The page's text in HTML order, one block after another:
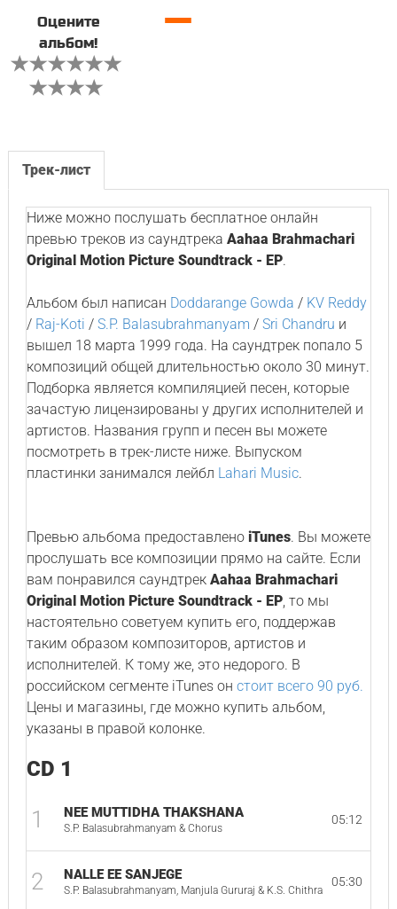
Оцените
альбом!
—
Трек-лист
Ниже можно послушать бесплатное онлайн
превью треков из саундтрека Aahaa Brahmachari
Original Motion Picture Soundtrack - EP.
Альбом был написан Doddarange Gowda / KV Reddy
/ Raj-Koti / S.P. Balasubrahmanyam / Sri Chandru и
вышел 18 марта 1999 года. На саундтрек попало 5
композиций общей длительностью около 30 минут.
Подборка является компиляцией песен, которые
зачастую лицензированы у других исполнителей и
артистов. Названия групп и песен вы можете
посмотреть в трек-листе ниже. Выпуском
пластинки занимался лейбл Lahari Music.
Превью альбома предоставлено iTunes. Вы можете
прослушать все композиции прямо на сайте. Если
вам понравился саундтрек Aahaa Brahmachari
Original Motion Picture Soundtrack - EP, то мы
настоятельно советуем купить его, поддержав
таким образом композиторов, артистов и
исполнителей. К тому же, это недорого. В
российском сегменте iTunes он стоит всего 90 руб.
Цены и магазины, где можно купить альбом,
указаны в правой колонке.
CD 1
1 NEE MUTTIDHA THAKSHANA
S.P. Balasubrahmanyam & Chorus
05:12
2 NALLE EE SANJEGE
S.P. Balasubrahmanyam, Manjula Gururaj & K.S. Chithra
05:30